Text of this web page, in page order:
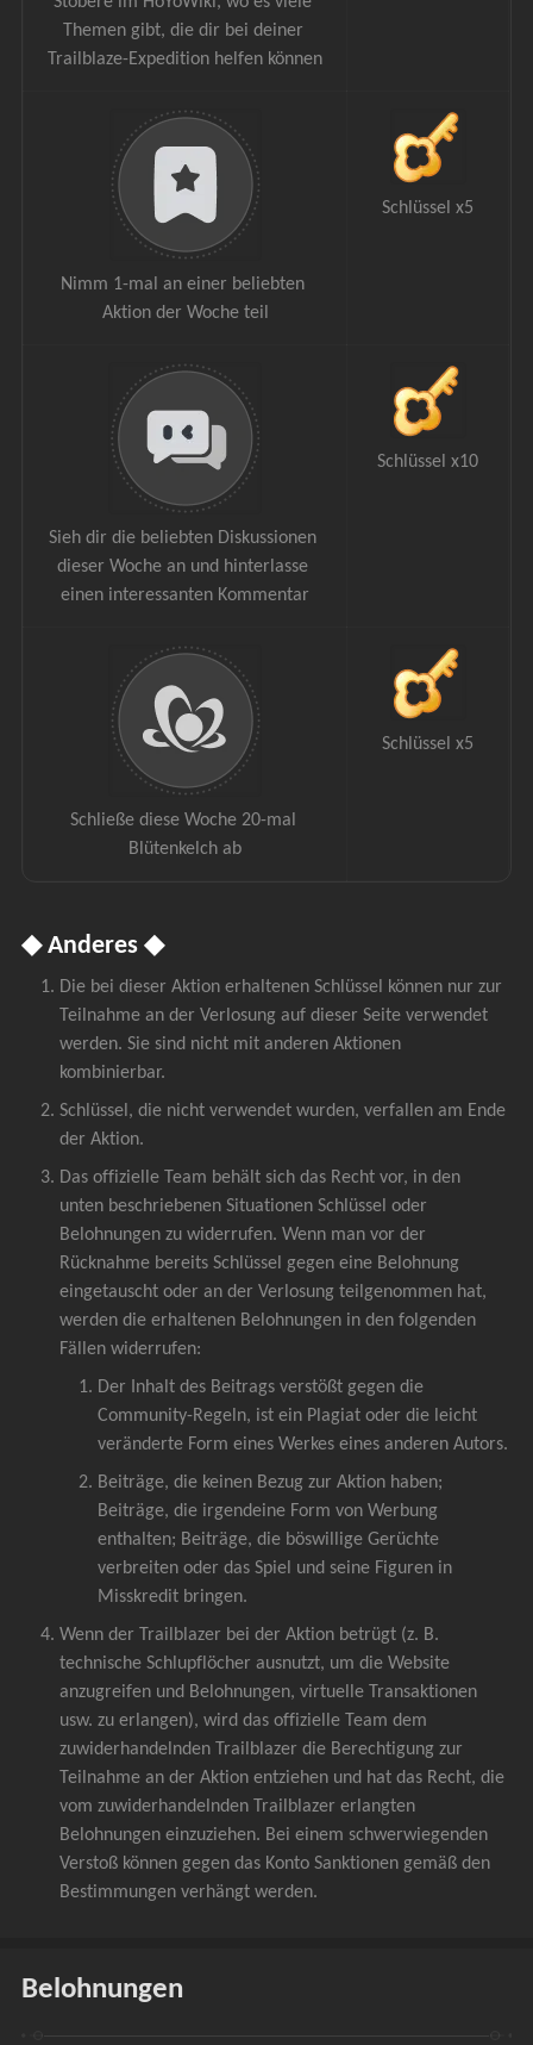
Themen gibt, die dir bei deiner
Trailblaze-Expedition helfen können
Nimm 1-mal an einer beliebten
Aktion der Woche teil
Schlüssel x5
Sieh dir die beliebten Diskussionen
dieser Woche an und hinterlasse
einen interessanten Kommentar
Schlüssel x10
Schließe diese Woche 20-mal
Blütenkelch ab
Schlüssel x5
◆ Anderes ◆
Die bei dieser Aktion erhaltenen Schlüssel können nur zur
Teilnahme an der Verlosung auf dieser Seite verwendet
werden. Sie sind nicht mit anderen Aktionen
kombinierbar.
Schlüssel, die nicht verwendet wurden, verfallen am Ende
der Aktion.
Das offizielle Team behält sich das Recht vor, in den
unten beschriebenen Situationen Schlüssel oder
Belohnungen zu widerrufen. Wenn man vor der
Rücknahme bereits Schlüssel gegen eine Belohnung
eingetauscht oder an der Verlosung teilgenommen hat,
werden die erhaltenen Belohnungen in den folgenden
Fällen widerrufen:
Der Inhalt des Beitrags verstößt gegen die
Community-Regeln, ist ein Plagiat oder die leicht
veränderte Form eines Werkes eines anderen Autors.
Beiträge, die keinen Bezug zur Aktion haben;
Beiträge, die irgendeine Form von Werbung
enthalten; Beiträge, die böswillige Gerüchte
verbreiten oder das Spiel und seine Figuren in
Misskredit bringen.
Wenn der Trailblazer bei der Aktion betrügt (z. B.
technische Schlupflöcher ausnutzt, um die Website
anzugreifen und Belohnungen, virtuelle Transaktionen
usw. zu erlangen), wird das offizielle Team dem
zuwiderhandelnden Trailblazer die Berechtigung zur
Teilnahme an der Aktion entziehen und hat das Recht, die
vom zuwiderhandelnden Trailblazer erlangten
Belohnungen einzuziehen. Bei einem schwerwiegenden
Verstoß können gegen das Konto Sanktionen gemäß den
Bestimmungen verhängt werden.
Belohnungen